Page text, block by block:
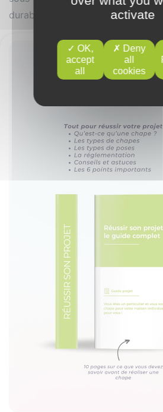
durable.
activate
OK,
accept
all
Deny
all
cookies